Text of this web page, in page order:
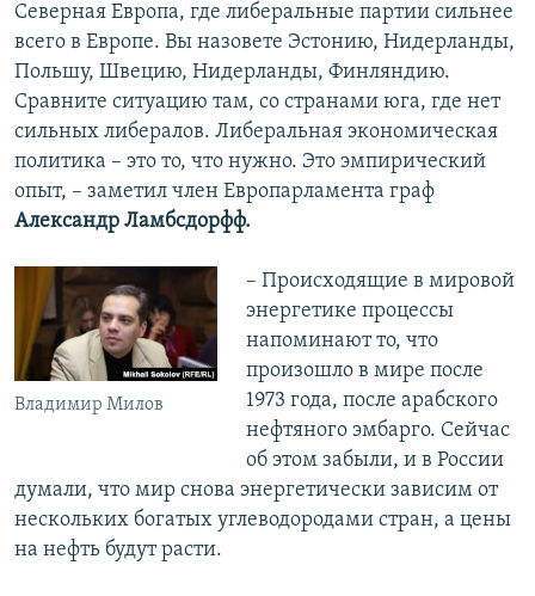
Северная Европа, где либеральные партии сильнее
всего в Европе. Вы назовете Эстонию, Нидерланды,
Польшу, Швецию, Нидерланды, Финляндию.
Сравните ситуацию там, со странами юга, где нет
сильных либералов. Либеральная экономическая
политика – это то, что нужно. Это эмпирический
опыт, – заметил член Европарламента граф
Александр Ламбсдорфф.
Владимир Милов
– Происходящие в мировой
энергетике процессы
напоминают то, что
произошло в мире после
1973 года, после арабского
нефтяного эмбарго. Сейчас
об этом забыли, и в России
думали, что мир снова энергетически зависим от
нескольких богатых углеводородами стран, а цены
на нефть будут расти.